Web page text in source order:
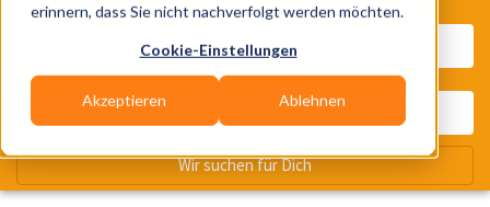
erinnern, dass Sie nicht nachverfolgt werden möchten.
Cookie-Einstellungen
Akzeptieren Ablehnen
Wo? Stadt, PLZ, Ort
Wir suchen für Dich